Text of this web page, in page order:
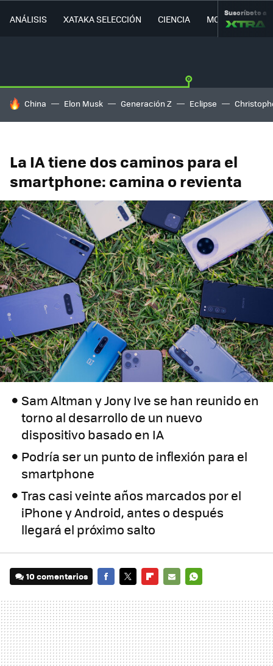
ANÁLISIS XATAKA SELECCIÓN CIENCIA MOVILIDAD
Suscríbete a
HOY SE HABLA DE
China Elon Musk Generación Z Eclipse
La IA tiene dos caminos para el
smartphone: camina o revienta
Sam Altman y Jony Ive se han reunido en
torno al desarrollo de un nuevo
dispositivo basado en IA
Podría ser un punto de inflexión para el
smartphone
Tras casi veinte años marcados por el
iPhone y Android, antes o después
llegará el próximo salto
10 comentarios
MAIL